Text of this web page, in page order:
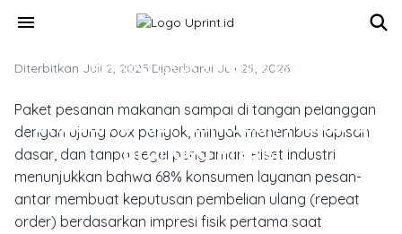
menu
MATERIAL, TEKNIK & FINISHING CETAK
Bikin Brand F&B Naik Kelas:
Panduan Order Kemasan Makanan
Branded Presisi
Diterbitkan Juli 2, 2025·Diperbarui Juli 29, 2026
Paket pesanan makanan sampai di tangan pelanggan
dengan ujung box penyok, minyak menembus lapisan
dasar, dan tanpa segel pengaman. Riset industri
menunjukkan bahwa 68% konsumen layanan pesan-
antar membuat keputusan pembelian ulang (repeat
order) berdasarkan impresi fisik pertama saat